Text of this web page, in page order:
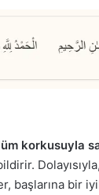
korkusuyla
başlarına bir